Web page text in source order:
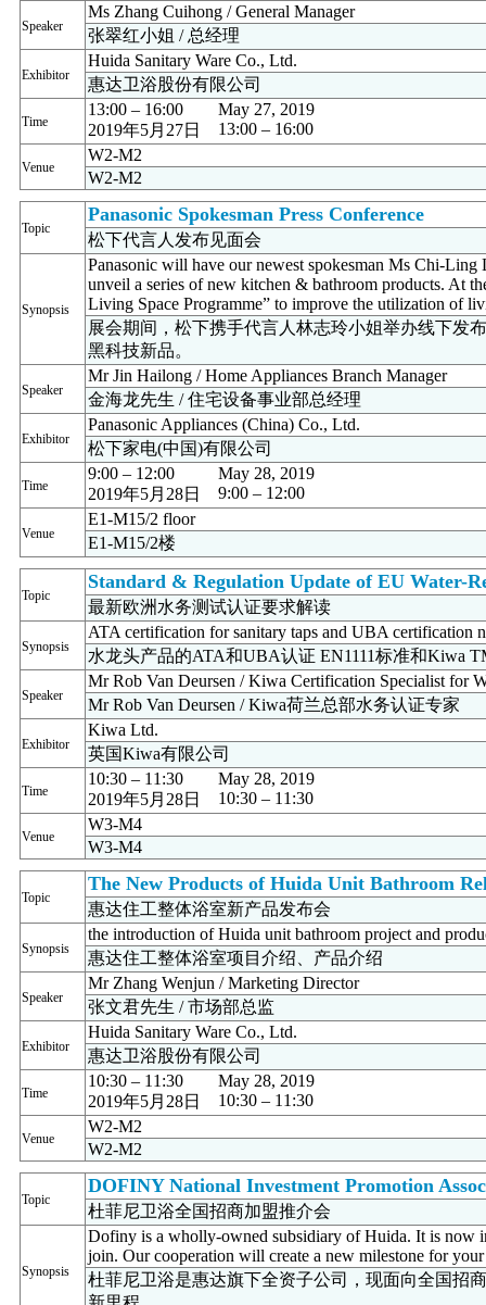
Speaker
Ms Zhang Cuihong / General Manager
张翠红小姐 / 总经理
Exhibitor
Huida Sanitary Ware Co., Ltd.
惠达卫浴股份有限公司
Time
13:00 – 16:00
May 27, 2019
2019年5月27日
13:00 – 16:00
Venue
W2-M2
W2-M2
Topic
Panasonic Spokesman Press Conference
松下代言人发布见面会
Synopsis
Panasonic will have our newest spokesman Ms Chi-
unveil a series of new kitchen & bathroom products. At
Living Space Programme” to improve the utilization of
展会期间，松下携手代言人林志玲小姐举办线下发
黑科技新品。
Speaker
Mr Jin Hailong / Home Appliances Branch Manager
金海龙先生 / 住宅设备事业部总经理
Exhibitor
Panasonic Appliances (China) Co., Ltd.
松下家电(中国)有限公司
Time
9:00 – 12:00
May 28, 2019
2019年5月28日
9:00 – 12:00
Venue
E1-M15/2 floor
E1-M15/2楼
Topic
Standard & Regulation Update of EU Water-
最新欧洲水务测试认证要求解读
Synopsis
ATA certification for sanitary taps and UBA certification
水龙头产品的ATA和UBA认证 EN1111标准和Kiwa
Speaker
Mr Rob Van Deursen / Kiwa Certification Specialist for
Mr Rob Van Deursen / Kiwa荷兰总部水务认证专家
Exhibitor
Kiwa Ltd.
英国Kiwa有限公司
Time
10:30 – 11:30
May 28, 2019
2019年5月28日
10:30 – 11:30
Venue
W3-M4
W3-M4
Topic
The New Products of Huida Unit Bathroom
惠达住工整体浴室新产品发布会
Synopsis
the introduction of Huida unit bathroom project and
惠达住工整体浴室项目介绍、产品介绍
Speaker
Mr Zhang Wenjun / Marketing Director
张文君先生 / 市场部总监
Exhibitor
Huida Sanitary Ware Co., Ltd.
惠达卫浴股份有限公司
Time
10:30 – 11:30
May 28, 2019
2019年5月28日
10:30 – 11:30
Venue
W2-M2
W2-M2
Topic
DOFINY National Investment Promotion
杜菲尼卫浴全国招商加盟推介会
Synopsis
Dofiny is a wholly-owned subsidiary of Huida. It is now
join. Our cooperation will create a new milestone for
杜菲尼卫浴是惠达旗下全资子公司，现面向全国招